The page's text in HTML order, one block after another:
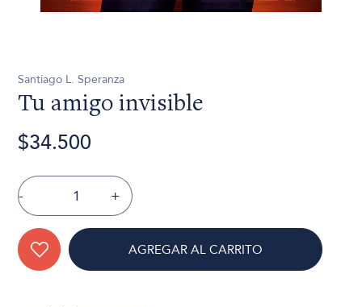
Santiago L. Speranza
Tu amigo invisible
$34.500
- +
AGREGAR AL CARRITO